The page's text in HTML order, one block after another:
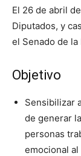
El 26 de abril
Diputados, y
el Senado de
Objetivo
Sensibilizar
de generar
personas
emocional